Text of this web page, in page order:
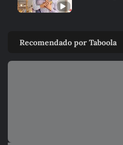
quem está na lista
JOÃO BIDU
Recomendado por Taboola